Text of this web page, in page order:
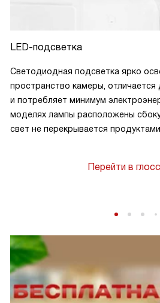
LED-подсветка
Светодиодная подсветка ярко
пространство камеры, отличается
и потребляет минимум
моделях лампы расположены
свет не перекрывается
Перейти в